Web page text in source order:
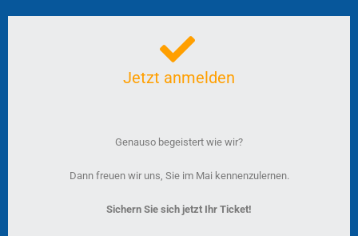
Jetzt anmelden
Genauso begeistert wie wir?
Dann freuen wir uns, Sie im Mai kennenzulernen.
Sichern Sie sich jetzt Ihr Ticket!